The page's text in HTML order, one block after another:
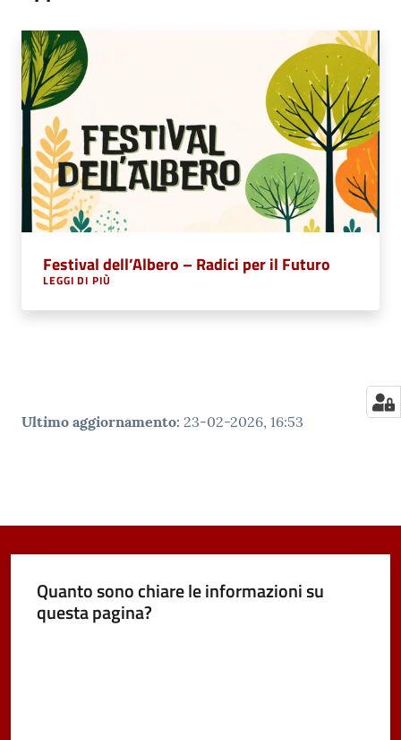
Festival dell’Albero – Radici per il Futuro
LEGGI DI PIÙ
Ultimo aggiornamento: 23-02-2026, 16:53
Quanto sono chiare le informazioni su
questa pagina?